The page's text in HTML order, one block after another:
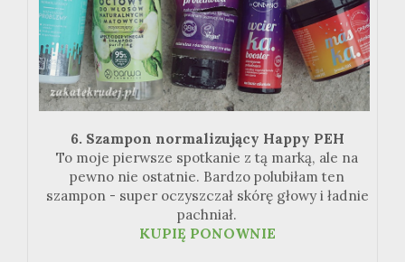
6. Szampon normalizujący Happy PEH
To moje pierwsze spotkanie z tą marką, ale na
pewno nie ostatnie. Bardzo polubiłam ten
szampon - super oczyszczał skórę głowy i ładnie
pachniał.
KUPIĘ PONOWNIE